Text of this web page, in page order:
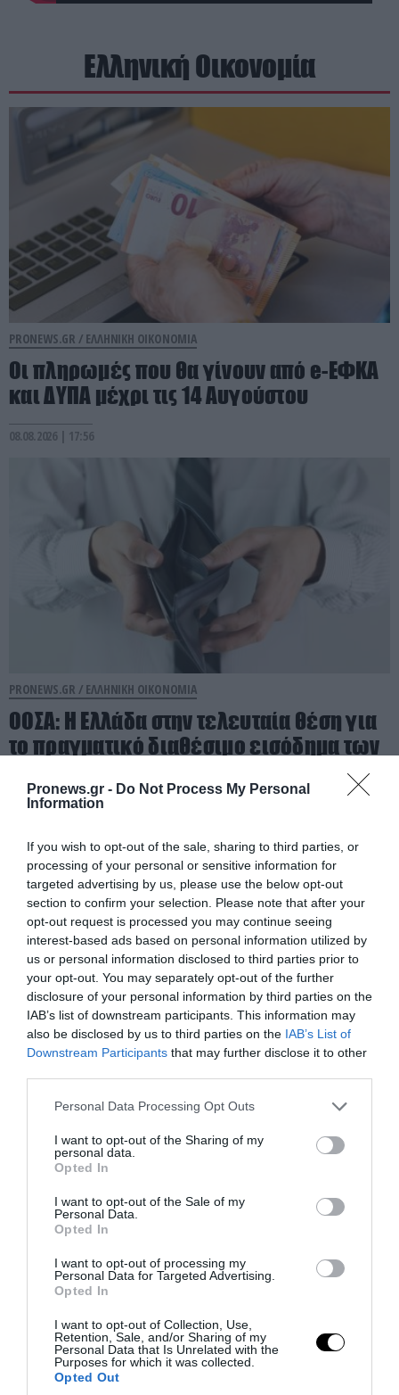
Pronews.gr - Do Not Process My Personal
Information
If you wish to opt-out of the sale, sharing to third parties, or
processing of your personal or sensitive information for
targeted advertising by us, please use the below opt-out
section to confirm your selection. Please note that after your
opt-out request is processed you may continue seeing
interest-based ads based on personal information utilized by
us or personal information disclosed to third parties prior to
your opt-out. You may separately opt-out of the further
disclosure of your personal information by third parties on the
IAB’s list of downstream participants. This information may
also be disclosed by us to third parties on the IAB’s List of
Downstream Participants that may further disclose it to other
Please note that this website/app uses one or more Google
not limited to your visit or usage behaviour. You may click to
grant or deny consent to Google and its third-party tags to
use your data for below specified purposes in below Google
consent section.
Personal Data Processing Opt Outs
I want to opt-out of the Sharing of my
personal data.
Opted In
I want to opt-out of the Sale of my
Personal Data.
Opted In
I want to opt-out of processing my
Personal Data for Targeted Advertising.
Opted In
I want to opt-out of Collection, Use,
Retention, Sale, and/or Sharing of my
Personal Data that Is Unrelated with the
Purposes for which it was collected.
Opted Out
Ελληνική Οικονομία
PRONEWS.GR / ΕΛΛΗΝΙΚΗ ΟΙΚΟΝΟΜΙΑ
Οι πληρωμές που θα γίνουν από e-ΕΦΚΑ
και ΔΥΠΑ μέχρι τις 14 Αυγούστου
08.08.2026 | 17:56
PRONEWS.GR / ΕΛΛΗΝΙΚΗ ΟΙΚΟΝΟΜΙΑ
ΟΟΣΑ: Η Ελλάδα στην τελευταία θέση για
το πραγματικό διαθέσιμο εισόδημα των
07.08.2026 | 11:24
ΕΛΛΗΝΙΚΗ ΟΙΚΟΝΟΜΙΑ
ΓΣΕΕ: Πώς θα αμειφθούν όσοι εργαστούν
τον Δεκαπενταύγουστο
06.08.2026 | 12:27